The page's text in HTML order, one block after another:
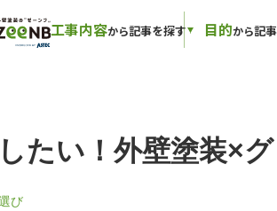
工事内容から記事を探す 目的から記
たい！外壁塗装×
び